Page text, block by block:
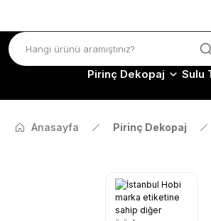
Pirinç Dekopaj Sulu
Anasayfa Pirinç Dekopaj